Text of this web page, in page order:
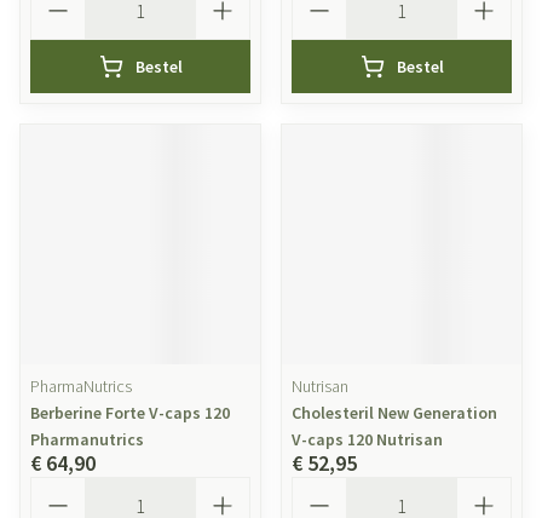
Bestel Bestel
PharmaNutrics
Berberine Forte V-caps 120
Pharmanutrics
€ 64,90
Nutrisan
Cholesteril New Generation
V-caps 120 Nutrisan
€ 52,95